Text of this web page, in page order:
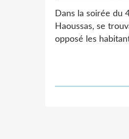
Dans la soirée du
Haoussas, se
opposé les